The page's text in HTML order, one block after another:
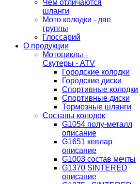
Чем отличаются
шланги
Мото колодки - две
группы
Глоссарий
О продукции
Мотоциклы -
Скутеры - ATV
Городские колодки
Городские диски
Спортивные колодки
Спортивные диски
Тормозные шланги
Составы колодок
G1054 полу-металл
описание
G1651 кевлар
описание
G1003 состав мечты
G1370 SINTERED
описание